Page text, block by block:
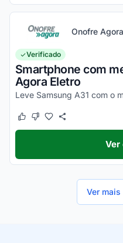
Onofre
Verificado
Smartphone com
Agora Eletro
Leve Samsung A31 com o
Este cupom funcionou
Este cupom não
Ver
Ver